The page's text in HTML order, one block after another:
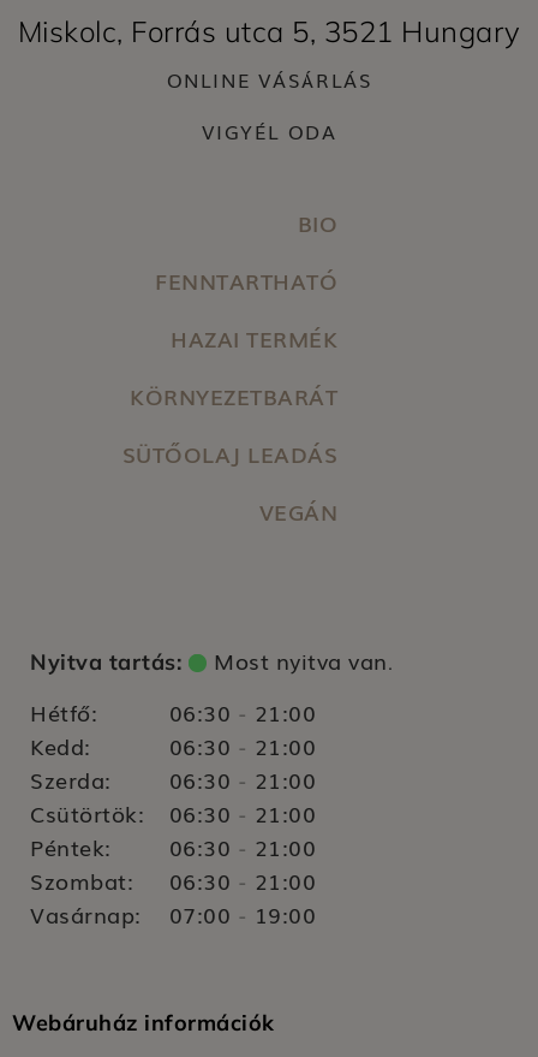
Miskolc, Forrás utca 5, 3521 Hungary
ONLINE VÁSÁRLÁS
VIGYÉL ODA
BIO
FENNTARTHATÓ
HAZAI TERMÉK
KÖRNYEZETBARÁT
SÜTŐOLAJ LEADÁS
VEGÁN
Nyitva tartás: Most nyitva van.
Hétfő: 06:30 - 21:00
Kedd:
06:30 - 21:00
Szerda:
06:30 - 21:00
Csütörtök:
06:30 - 21:00
Péntek:
06:30 - 21:00
Szombat:
06:30 - 21:00
Vasárnap:
07:00 - 19:00
Webáruház információk